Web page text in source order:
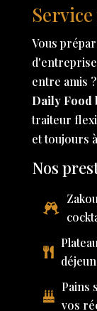
Vous
entre amis ?
Daily Food
traiteur
et toujours
Nos
Pains
vos